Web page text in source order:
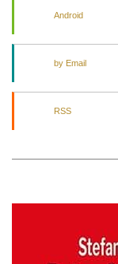
Android
by Email
RSS